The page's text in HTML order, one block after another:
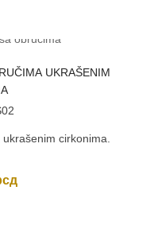
UKRAŠENIM
cirkonima.